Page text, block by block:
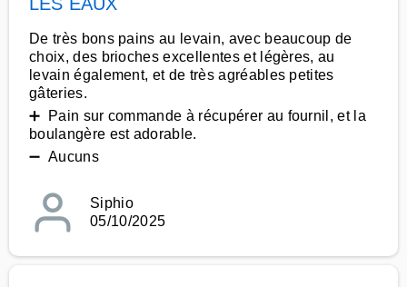
De très bons pains au levain, avec beaucoup de
choix, des brioches excellentes et légères, au
levain également, et de très agréables petites
gâteries.
➕ Pain sur commande à récupérer au fournil, et la
boulangère est adorable.
➖ Aucuns
Siphio
05/10/2025